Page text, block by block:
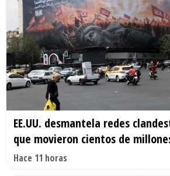
EE.UU. desmantela redes
que movieron cientos de
Hace 11 horas